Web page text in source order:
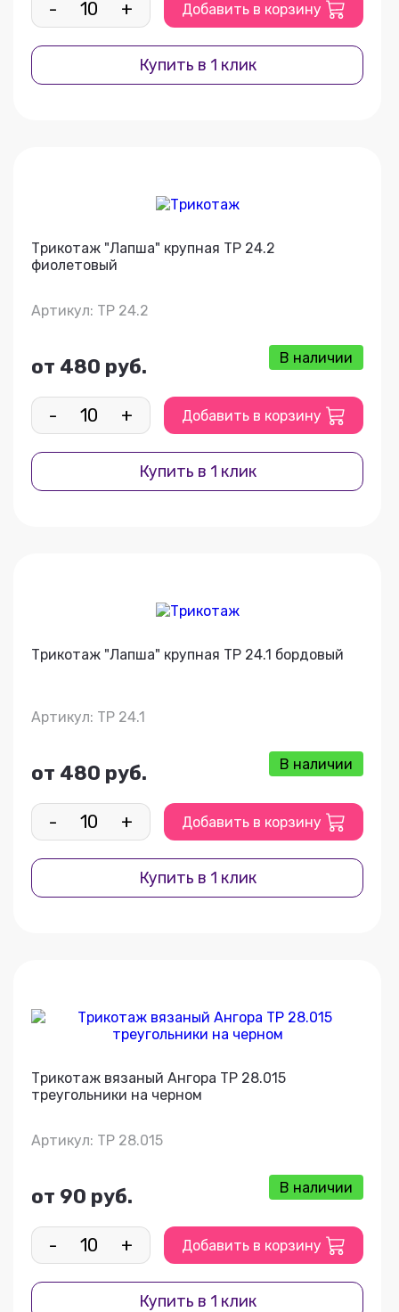
- + Добавить в корзину
Купить в 1 клик
Трикотаж "Лапша" крупная ТР 24.2
фиолетовый
Артикул: ТР 24.2
от 480 руб. В наличии
- + Добавить в корзину
Купить в 1 клик
Трикотаж "Лапша" крупная ТР 24.1 бордовый
Артикул: ТР 24.1
от 480 руб. В наличии
- + Добавить в корзину
Купить в 1 клик
Трикотаж вязаный Ангора ТР 28.015
треугольники на черном
Артикул: ТР 28.015
от 90 руб. В наличии
- + Добавить в корзину
Купить в 1 клик